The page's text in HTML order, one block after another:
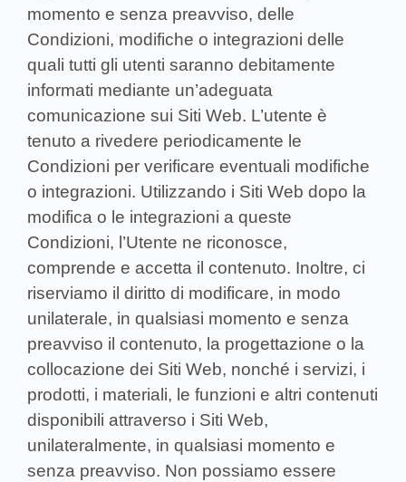
momento e senza preavviso, delle
Condizioni, modifiche o integrazioni delle
quali tutti gli utenti saranno debitamente
informati mediante un’adeguata
comunicazione sui Siti Web. L’utente è
tenuto a rivedere periodicamente le
Condizioni per verificare eventuali modifiche
o integrazioni. Utilizzando i Siti Web dopo la
modifica o le integrazioni a queste
Condizioni, l’Utente ne riconosce,
comprende e accetta il contenuto. Inoltre, ci
riserviamo il diritto di modificare, in modo
unilaterale, in qualsiasi momento e senza
preavviso il contenuto, la progettazione o la
collocazione dei Siti Web, nonché i servizi, i
prodotti, i materiali, le funzioni e altri contenuti
disponibili attraverso i Siti Web,
unilateralmente, in qualsiasi momento e
senza preavviso. Non possiamo essere